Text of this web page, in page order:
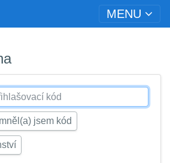
MENU
jsem kód